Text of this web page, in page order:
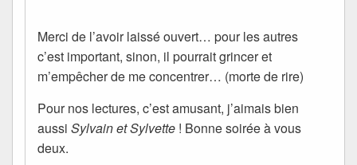
Merci de l’avoir laissé ouvert… pour les autres
c’est important, sinon, il pourrait grincer et
m’empêcher de me concentrer… (morte de rire)
Pour nos lectures, c’est amusant, j’aimais bien
aussi Sylvain et Sylvette ! Bonne soirée à vous
deux.